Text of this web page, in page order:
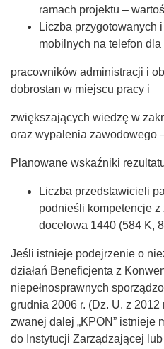
ramach projektu –
Liczba przygotowanych
mobilnych na telefon
pracowników administracji i
dobrostan w miejscu pracy i
zwiększających wiedzę w
oraz wypalenia zawodowego
Planowane wskaźniki
Liczba przedstawicieli
podnieśli kompetencje
docelowa 1440 (584 K,
Jeśli istnieje podejrzenie o
działań Beneficjenta z
niepełnosprawnych
grudnia 2006 r. (Dz. U. z 2012
zwanej dalej „KPON” istnieje
do Instytucji Zarządzającej